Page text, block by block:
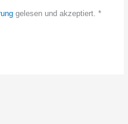
gelesen und akzeptiert. *